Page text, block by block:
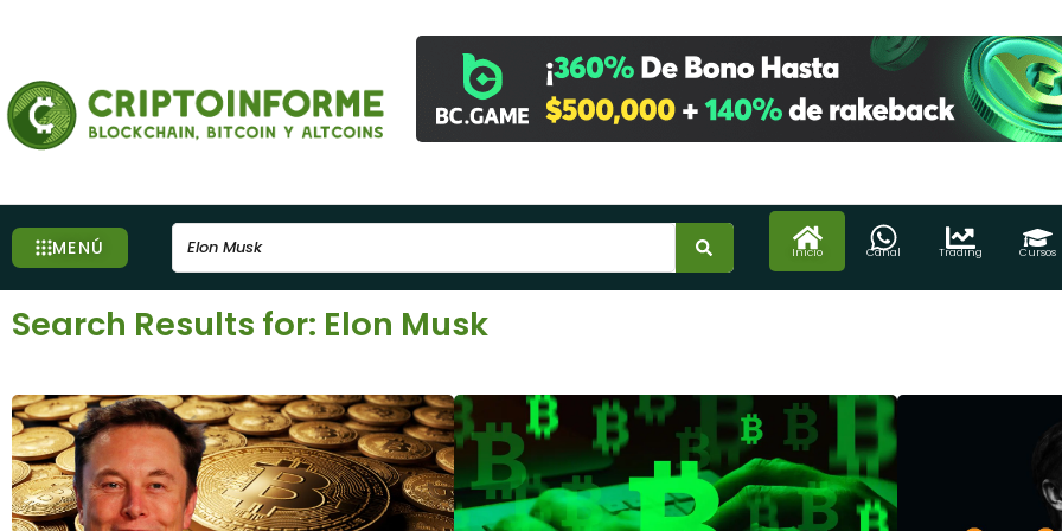
contenido
MENÚ Search
Inicio Canal Trading Cursos
Search Results for: Elon Musk